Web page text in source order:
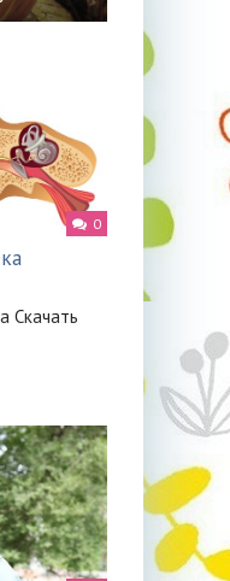
0
Скачать